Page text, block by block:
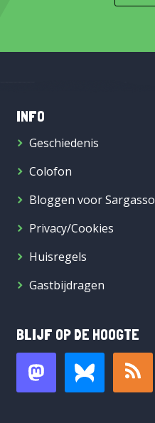
INFO
Geschiedenis
Colofon
Bloggen voor Sargasso
Privacy/Cookies
Huisregels
Gastbijdragen
BLIJF OP DE HOOGTE